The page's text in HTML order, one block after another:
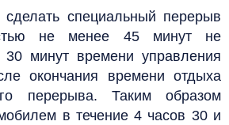
сделать специальный перерыв
не менее 45 минут не
минут времени управления
окончания времени отдыха
перерыва. Таким образом
в течение 4 часов 30 и